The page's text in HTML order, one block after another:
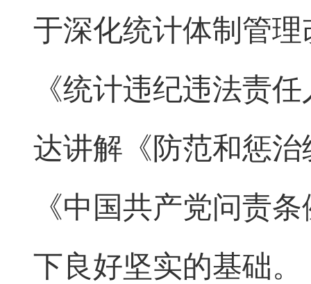
于深化统计体制管
《统计违纪违法责
达讲解《防范和惩
《中国共产党问责
下良好坚实的基础。